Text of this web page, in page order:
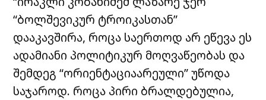
“ბოლშევიკურ ტროიკასთან”
დააკავშირა, როცა საერთოდ არ ეწევა ეს
ადამიანი პოლიტიკურ მოღვაწეობას და
შემდეგ “ორიენტაციაარეული” უწოდა
საჯაროდ. როცა პირი ბრალდებულია,